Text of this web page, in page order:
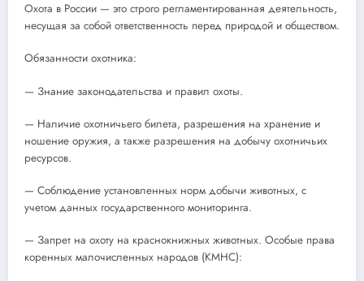
Охота в России — это строго регламентированная деятельность,
несущая за собой ответственность перед природой и обществом.
Обязанности охотника:
— Знание законодательства и правил охоты.
— Наличие охотничьего билета, разрешения на хранение и
ношение оружия, а также разрешения на добычу охотничьих
ресурсов.
— Соблюдение установленных норм добычи животных, с
учетом данных государственного мониторинга.
— Запрет на охоту на краснокнижных животных. Особые права
коренных малочисленных народов (КМНС):